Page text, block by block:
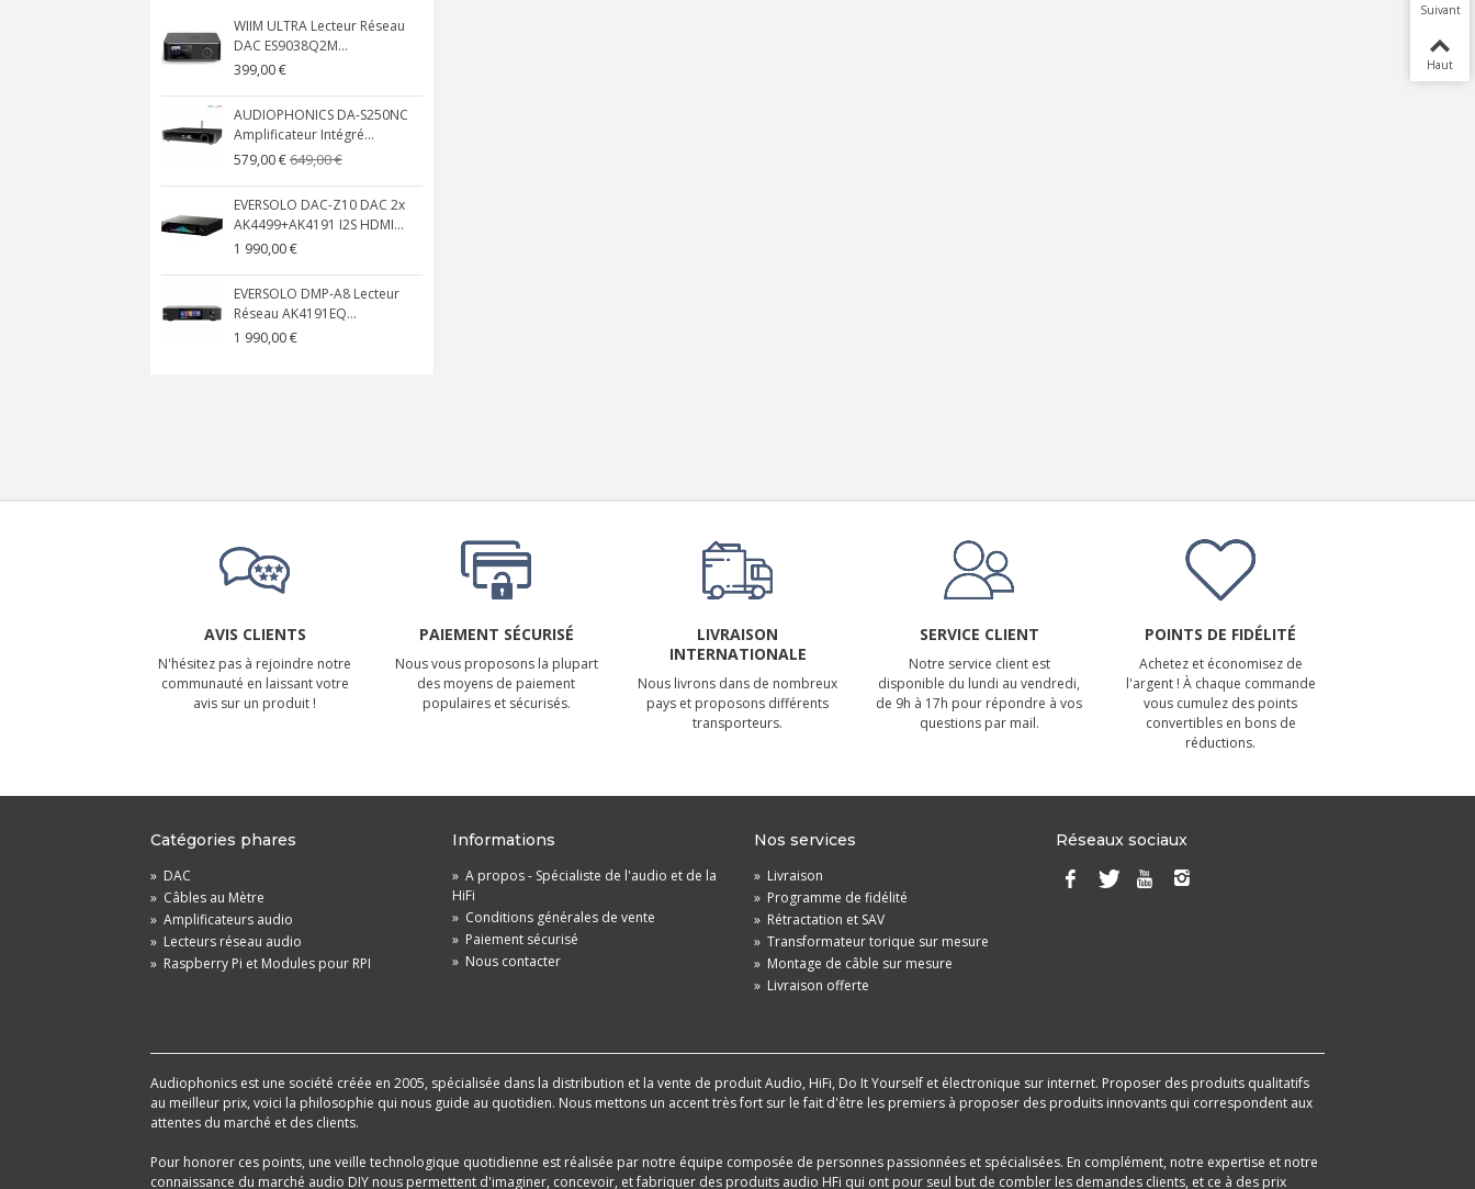
WIIM ULTRA Lecteur Réseau
DAC ES9038Q2M...
399,00 €
AUDIOPHONICS DA-S250NC
Amplificateur Intégré...
579,00 €649,00 €
EVERSOLO DAC-Z10 DAC 2x
AK4499+AK4191 I2S HDMI...
1 990,00 €
EVERSOLO DMP-A8 Lecteur
Réseau AK4191EQ...
1 990,00 €
AVIS CLIENTS
N'hésitez pas à rejoindre notre
communauté en laissant votre
avis sur un produit !
PAIEMENT SÉCURISÉ
Nous vous proposons la plupart
des moyens de paiement
populaires et sécurisés.
LIVRAISON
INTERNATIONALE
Nous livrons dans de nombreux
pays et proposons différents
transporteurs.
SERVICE CLIENT
Notre service client est
disponible du lundi au vendredi,
de 9h à 17h pour répondre à vos
questions par mail.
POINTS DE FIDÉLITÉ
Achetez et économisez de
l'argent ! À chaque commande
vous cumulez des points
convertibles en bons de
réductions.
Catégories phares
» DAC
» Câbles au Mètre
» Amplificateurs audio
» Lecteurs réseau audio
» Raspberry Pi et Modules pour RPI
Informations
» A propos - Spécialiste de l'audio et de la
HiFi
» Conditions générales de vente
» Paiement sécurisé
» Nous contacter
Nos services
» Livraison
» Programme de fidélité
» Rétractation et SAV
» Transformateur torique sur mesure
» Montage de câble sur mesure
» Livraison offerte
Réseaux sociaux
Audiophonics est une société créée en 2005, spécialisée dans la distribution et la vente de produit Audio, HiFi, Do It Yourself et électronique sur internet. Proposer des produits qualitatifs
au meilleur prix, voici la philosophie qui nous guide au quotidien. Nous mettons un accent très fort sur le fait d'être les premiers à proposer des produits innovants qui correspondent aux
attentes du marché et des clients.
Pour honorer ces points, une veille technologique quotidienne est réalisée par notre équipe composée de personnes passionnées et spécialisées. En complément, notre expertise et notre
connaissance du marché audio DIY nous permettent d'imaginer, concevoir, et fabriquer des produits audio HFi qui ont pour seul but de combler les demandes clients, et ce à des prix
Suivant
Haut